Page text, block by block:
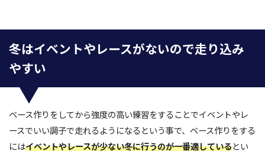
冬はイベントやレースがないので走り込み
やすい
ベース作りをしてから強度の高い練習をすることでイベントやレ
ースでいい調子で走れるようになるという事で、ベース作りをする
にはイベントやレースが少ない冬に行うのが一番適しているとい